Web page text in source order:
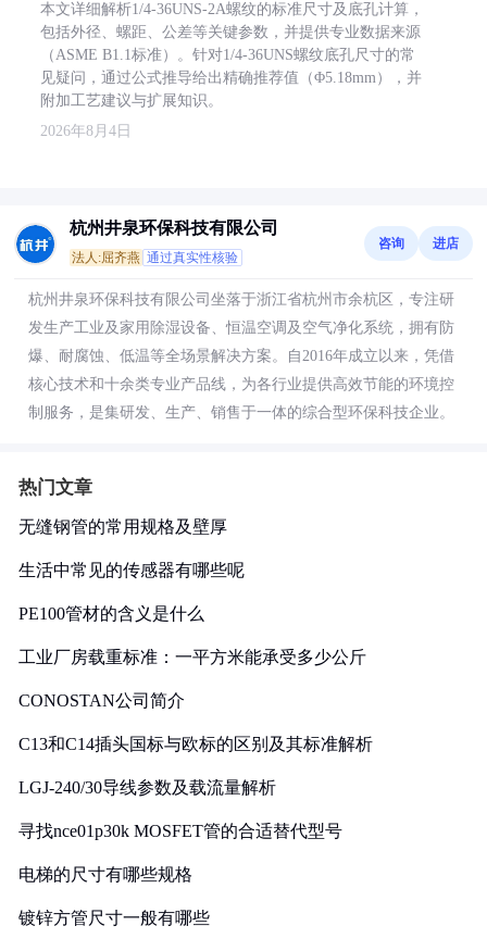
本文详细解析1/4-36UNS-2A螺纹的标准尺寸及底孔计算，
包括外径、螺距、公差等关键参数，并提供专业数据来源
（ASME B1.1标准）。针对1/4-36UNS螺纹底孔尺寸的常
见疑问，通过公式推导给出精确推荐值（Φ5.18mm），并
附加工艺建议与扩展知识。
2026年8月4日
杭州井泉环保科技有限公司
法人:屈齐燕 通过真实性核验
咨询 进店
杭州井泉环保科技有限公司坐落于浙江省杭州市余杭区，专注研
发生产工业及家用除湿设备、恒温空调及空气净化系统，拥有防
爆、耐腐蚀、低温等全场景解决方案。自2016年成立以来，凭借
核心技术和十余类专业产品线，为各行业提供高效节能的环境控
制服务，是集研发、生产、销售于一体的综合型环保科技企业。
热门文章
无缝钢管的常用规格及壁厚
生活中常见的传感器有哪些呢
PE100管材的含义是什么
工业厂房载重标准：一平方米能承受多少公斤
CONOSTAN公司简介
C13和C14插头国标与欧标的区别及其标准解析
LGJ-240/30导线参数及载流量解析
寻找nce01p30k MOSFET管的合适替代型号
电梯的尺寸有哪些规格
镀锌方管尺寸一般有哪些